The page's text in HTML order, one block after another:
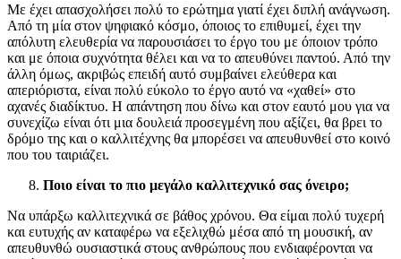
Με έχει απασχολήσει πολύ το ερώτημα γιατί έχει διπλή ανάγνωση.
Από τη μία στον ψηφιακό κόσμο, όποιος το επιθυμεί, έχει την
απόλυτη ελευθερία να παρουσιάσει το έργο του με όποιον τρόπο
και με όποια συχνότητα θέλει και να το απευθύνει παντού. Από την
άλλη όμως, ακριβώς επειδή αυτό συμβαίνει ελεύθερα και
απεριόριστα, είναι πολύ εύκολο το έργο αυτό να «χαθεί» στο
αχανές διαδίκτυο. Η απάντηση που δίνω και στον εαυτό μου για να
συνεχίζω είναι ότι μια δουλειά προσεγμένη που αξίζει, θα βρει το
δρόμο της και ο καλλιτέχνης θα μπορέσει να απευθυνθεί στο κοινό
που του ταιριάζει.
Ποιο είναι το πιο μεγάλο καλλιτεχνικό σας όνειρο;
Να υπάρξω καλλιτεχνικά σε βάθος χρόνου. Θα είμαι πολύ τυχερή
και ευτυχής αν καταφέρω να εξελιχθώ μέσα από τη μουσική, αν
απευθυνθώ ουσιαστικά στους ανθρώπους που ενδιαφέρονται να